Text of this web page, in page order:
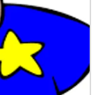
in den
und
roscha-